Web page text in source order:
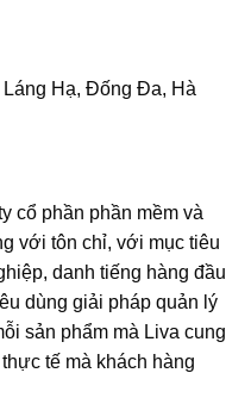
Hạ, Đống Đa, Hà
cổ phần phần mềm và
với tôn chỉ, với mục tiêu
danh tiếng hàng đầu
dùng giải pháp quản lý
sản phẩm mà Liva cung
tế mà khách hàng